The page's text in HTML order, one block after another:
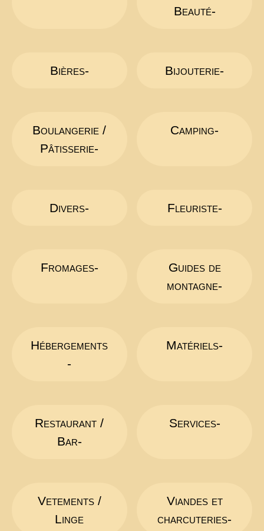
Beauté-
Bières- Bijouterie-
Boulangerie /
Pâtisserie-
Camping-
Divers- Fleuriste-
Fromages-
Guides de
montagne-
Hébergements
-
Matériels-
Restaurant /
Bar-
Services-
Vetements /
Linge
Viandes et
charcuteries-